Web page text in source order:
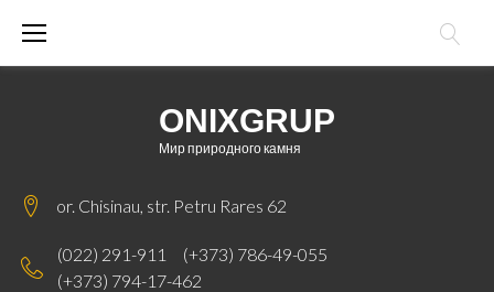
ONIXGRUP
Мир природного камня
or. Chisinau, str. Petru Rares 62
(022) 291-911
(+373) 786-49-055
(+373) 794-17-462